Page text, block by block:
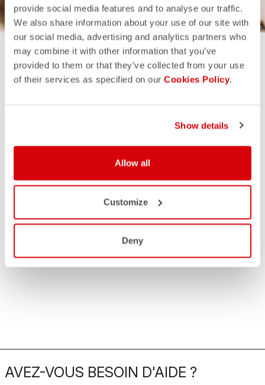
provide social media features and to analyse our traffic.
We also share information about your use of our site with
our social media, advertising and analytics partners who
may combine it with other information that you’ve
provided to them or that they’ve collected from your use
of their services as specified on our Cookies Policy.
Show details
Allow all
Customize
Deny
AVEZ-VOUS BESOIN D'AIDE ?